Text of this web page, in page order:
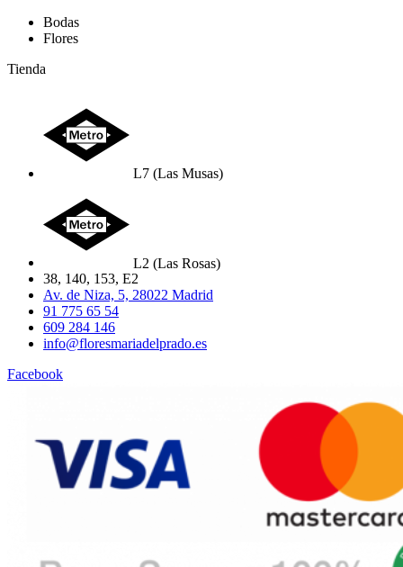
Bodas
Flores
Tienda
L7 (Las Musas)
L2 (Las Rosas)
38, 140, 153, E2
Av. de Niza, 5, 28022 Madrid
91 775 65 54
609 284 146
info@floresmariadelprado.es
Facebook